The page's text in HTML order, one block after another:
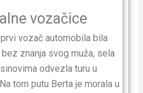
vozačice
vozač automobila bila
znanja svog muža, sela
odvezla turu u
tom putu Berta je morala u